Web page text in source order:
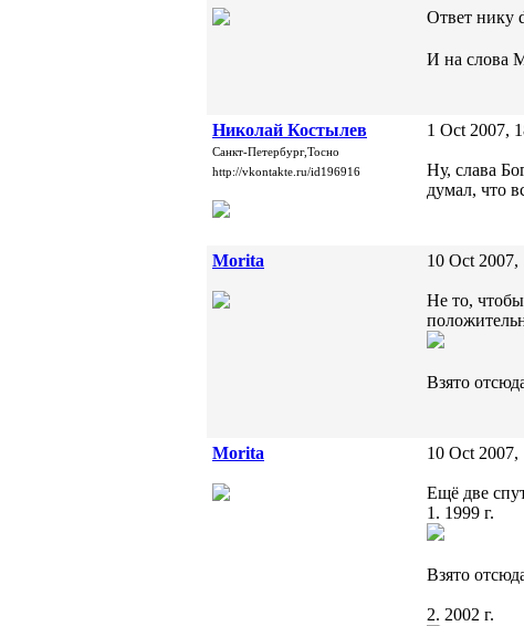
Ответ нику
И на слова
Николай Костылев
Санкт-Петербург,Тосно
http://vkontakte.ru/id196916
1 Oct 2007,
Ну, слава
думал, что
Morita 10 Oct 2007,
Не то,
Взято
Morita 10 Oct 2007,
Ещё две
1. 1999 г.
Взято
2. 2002 г.